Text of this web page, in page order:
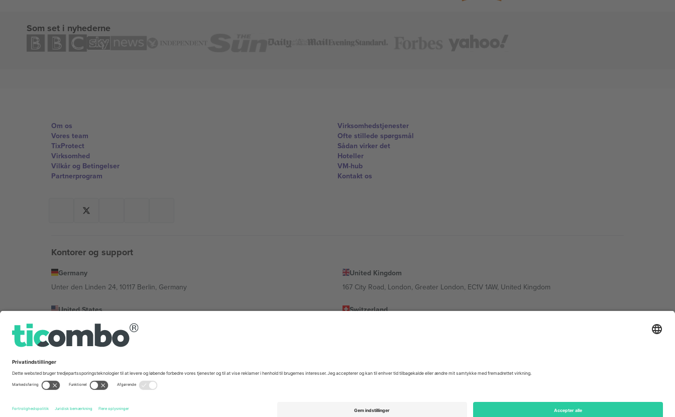
Som set i nyhederne
Om os
Vores team
TixProtect
Virksomhed
Vilkår og Betingelser
Partnerprogram
Virksomhedstjenester
Ofte stillede spørgsmål
Sådan virker det
Hoteller
VM-hub
Kontakt os
Kontorer og support
Germany
Unter den Linden 24, 10117 Berlin, Germany
United Kingdom
167 City Road, London, Greater London, EC1V 1AW, United Kingdom
United States
131 Continental Dr, Suite 305, Newark, Delaware 19713, United States
Switzerland
Bulgaria
Regus Sofia City West, bul Totleben 53-55, 1606 Sofia, Bulgaria
Mexico
Platformsudbyderens juridiske enhed kan variere afhængigt af sted, begivenhed og/eller domæne. For detaljer se den specifikke begivenhedsside, tryk og vilkår.,Virksomhed